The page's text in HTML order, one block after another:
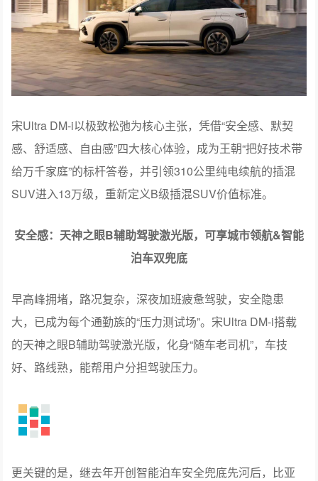
宋Ultra DM-i以极致松弛为核心主张，凭借“安全感、默契
感、舒适感、自由感”四大核心体验，成为王朝“把好技术带
给万千家庭”的标杆答卷，并引领310公里纯电续航的插混
SUV进入13万级，重新定义B级插混SUV价值标准。
安全感：天神之眼B辅助驾驶激光版，可享城市领航&智能
泊车双兜底
早高峰拥堵，路况复杂，深夜加班疲惫驾驶，安全隐患
大，已成为每个通勤族的“压力测试场”。宋Ultra DM-i搭载
的天神之眼B辅助驾驶激光版，化身“随车老司机”，车技
好、路线熟，能帮用户分担驾驶压力。
更关键的是，继去年开创智能泊车安全兜底先河后，比亚